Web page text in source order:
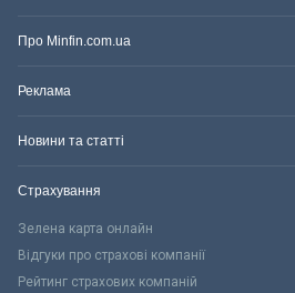
Про Minfin.com.ua
Реклама
Новини та статті
Страхування
Зелена карта онлайн
Відгуки про страхові компанії
Рейтинг страхових компаній